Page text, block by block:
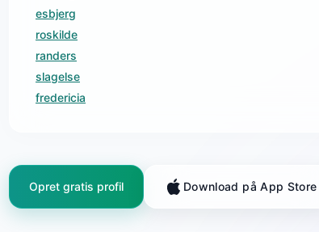
esbjerg
roskilde
randers
slagelse
fredericia
Opret gratis profil Download på App Store